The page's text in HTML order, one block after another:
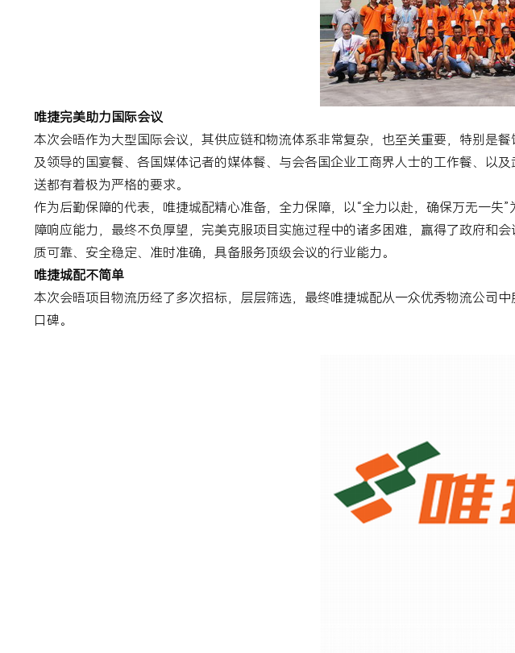
唯捷完美助力国际会议
本次会晤作为大型国际会议，其供应链和物流体系非常复杂，也至关重要，特别是
及领导的国宴餐、各国媒体记者的媒体餐、与会各国企业工商界人士的工作餐、以及
送都有着极为严格的要求。
作为后勤保障的代表，唯捷城配精心准备，全力保障，以“全力以赴，确保万无一
障响应能力，最终不负厚望，完美克服项目实施过程中的诸多困难，赢得了政府和
质可靠、安全稳定、准时准确，具备服务顶级会议的行业能力。
唯捷城配不简单
本次会晤项目物流历经了多次招标，层层筛选，最终唯捷城配从一众优秀物流公司
口碑。